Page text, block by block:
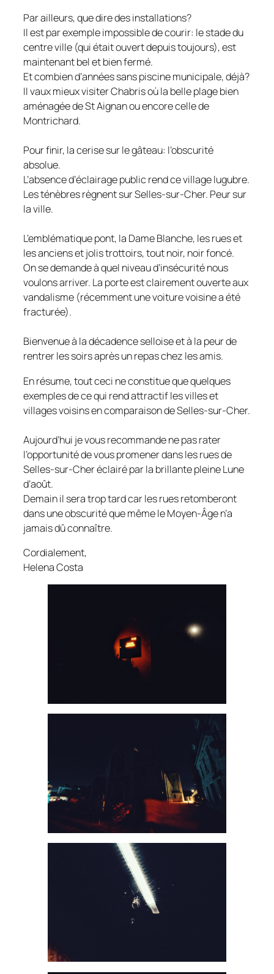
Par ailleurs, que dire des installations?
Il est par exemple impossible de courir: le stade du
centre ville (qui était ouvert depuis toujours), est
maintenant bel et bien fermé.
Et combien d’années sans piscine municipale, déjà?
Il vaux mieux visiter Chabris où la belle plage bien
aménagée de St Aignan ou encore celle de
Montrichard.
Pour finir, la cerise sur le gâteau: l’obscurité
absolue.
L’absence d’éclairage public rend ce village lugubre.
Les ténèbres règnent sur Selles-sur-Cher. Peur sur
la ville.
L’emblématique pont, la Dame Blanche, les rues et
les anciens et jolis trottoirs, tout noir, noir foncé.
On se demande à quel niveau d’insécurité nous
voulons arriver. La porte est clairement ouverte aux
vandalisme (récemment une voiture voisine a été
fracturée).
Bienvenue à la décadence selloise et à la peur de
rentrer les soirs après un repas chez les amis.
En résume, tout ceci ne constitue que quelques
exemples de ce qui rend attractif les villes et
villages voisins en comparaison de Selles-sur-Cher.
Aujourd’hui je vous recommande ne pas rater
l’opportunité de vous promener dans les rues de
Selles-sur-Cher éclairé par la brillante pleine Lune
d’août.
Demain il sera trop tard car les rues retomberont
dans une obscurité que même le Moyen-Âge n’a
jamais dû connaître.
Cordialement,
Helena Costa